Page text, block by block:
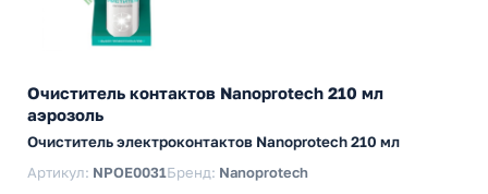
Очиститель контактов Nanoprotech 210 мл
аэрозоль
Очиститель электроконтактов Nanoprotech 210 мл
Артикул: NPOE0031Бренд: Nanoprotech